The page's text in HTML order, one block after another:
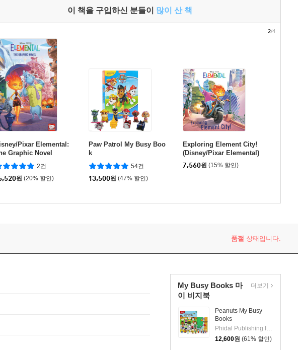
이 책을 구입하신 분들이 많이 산 책
Pixar Elemental:
Graphic Novel
2건
원 (20% 할인)
Paw Patrol My Busy Boo
k
54건
13,500원 (47% 할인)
Exploring Element City!
(Disney/Pixar Elemental)
7,560원 (15% 할인)
2/4
품절 상태입니다.
My Busy Books 마
이 비지북
Peanuts My Busy
Books
Phidal Publishing Inc.
12,600원 (61% 할인)
더보기